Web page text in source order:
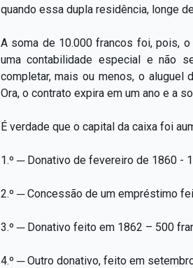
quando essa dupla residência, longe
A soma de 10.000 francos foi, pois,
uma contabilidade especial e não
completar, mais ou menos, o aluguel
Ora, o contrato expira em um ano e a
É verdade que o capital da caixa foi
1.º ─ Donativo de fevereiro de 1860 -
2.º ─ Concessão de um empréstimo
3.º ─ Donativo feito em 1862 – 500
4.º ─ Outro donativo, feito em